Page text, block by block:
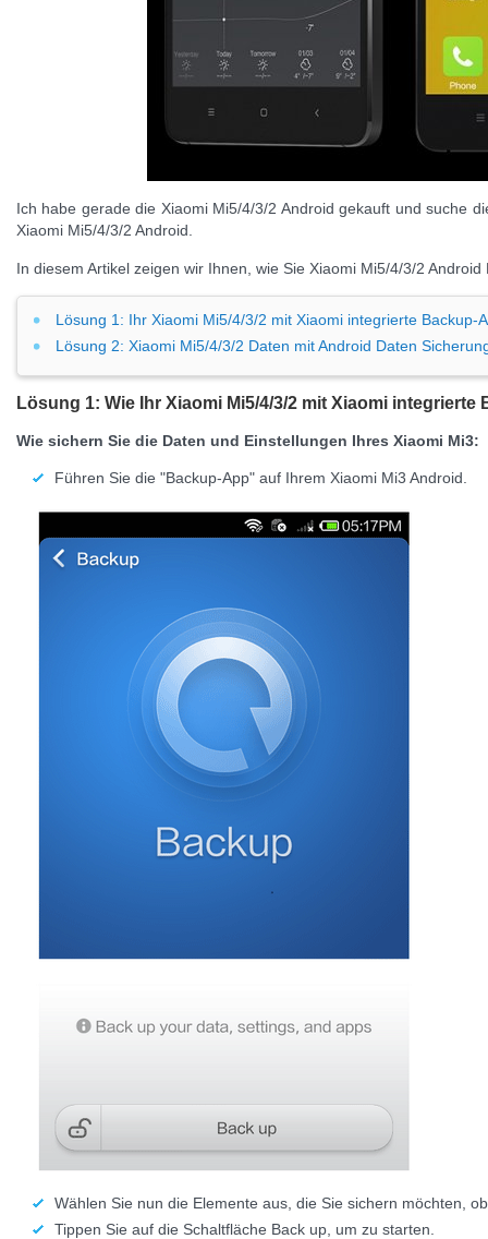
Ich habe gerade die Xiaomi Mi5/4/3/2 Android gekauft und suche
Xiaomi Mi5/4/3/2 Android.
In diesem Artikel zeigen wir Ihnen, wie Sie Xiaomi Mi5/4/3/2
Lösung 1: Ihr Xiaomi Mi5/4/3/2 mit Xiaomi integrierte Backup-
Lösung 2: Xiaomi Mi5/4/3/2 Daten mit Android Daten
Lösung 1: Wie Ihr Xiaomi Mi5/4/3/2 mit Xiaomi integrierte
Wie sichern Sie die Daten und Einstellungen Ihres Xiaomi Mi3:
Führen Sie die "Backup-App" auf Ihrem Xiaomi Mi3 Android.
Wählen Sie nun die Elemente aus, die Sie sichern möchten,
Tippen Sie auf die Schaltfläche Back up, um zu starten.